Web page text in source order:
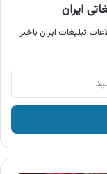
ایران
تبلیغات ایران باخبر